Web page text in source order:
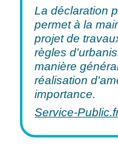
La déclaration
permet à la
projet de
règles
manière
réalisation
importance.
Service-